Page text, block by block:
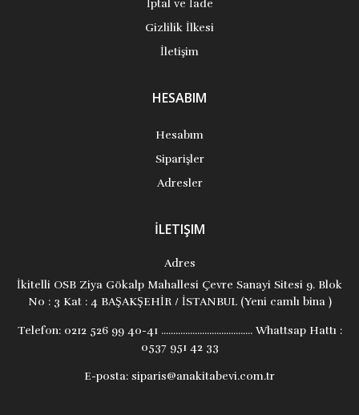
İptal ve İade
Gizlilik İlkesi
İletişim
HESABIM
Hesabım
Siparişler
Adresler
İLETIŞIM
Adres
İkitelli OSB Ziya Gökalp Mahallesi Çevre Sanayi Sitesi 9. Blok
No : 3 Kat : 4 BAŞAKŞEHİR / İSTANBUL (Yeni camlı bina )
Telefon:0212 526 99 40-41 ...................................... Whattsap Hattı :
0537 951 42 33
E-posta: siparis@anakitabevi.com.tr